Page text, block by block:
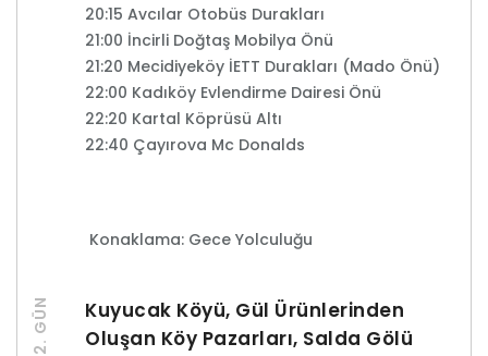
20:15 Avcılar Otobüs Durakları
21:00 İncirli Doğtaş Mobilya Önü
21:20 Mecidiyeköy İETT Durakları (Mado Önü)
22:00 Kadıköy Evlendirme Dairesi Önü
22:20 Kartal Köprüsü Altı
22:40 Çayırova Mc Donalds
Konaklama: Gece Yolculuğu
2. GÜN
Kuyucak Köyü, Gül Ürünlerinden
Oluşan Köy Pazarları, Salda Gölü